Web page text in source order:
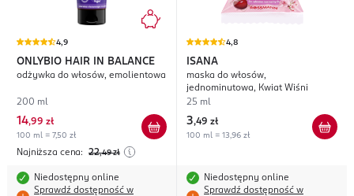
4,9
ONLYBIO HAIR IN BALANCE
odżywka do włosów, emolientowa
200 ml
14,99 zł
100 ml = 7,50 zł
Najniższa cena: 22,49 zł
Niedostępny online
Sprawdź dostępność w
4,8
ISANA
maska do włosów,
jednominutowa, Kwiat Wiśni
25 ml
3,49 zł
100 ml = 13,96 zł
Niedostępny online
Sprawdź dostępność w